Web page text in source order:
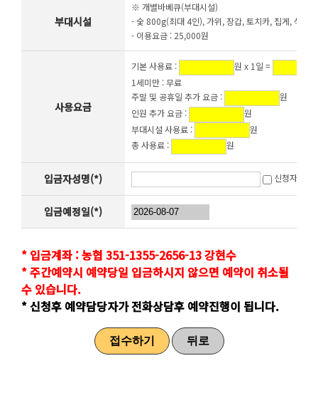
부대시설
※ 개별바베큐(부대시설)
- 숯 800g(최대 4인), 가위, 장갑, 토치카, 집게, 석쇠,
- 이용요금 : 25,000원
사용요금
기본 사용료 :
원 x 1일 =
1세미만 : 무료
주말 및 공휴일 추가 요금 :
원
인원 추가 요금 :
원
부대시설 사용료 :
원
총 사용료 :
원
입금자성명(*) 신청자와 동
입금예정일(*)
* 입금계좌 : 농협 351-1355-2656-13 강현수
* 주간예약시 예약당일 입금하시지 않으면 예약이 취소될
수 있습니다.
* 신청후 예약담당자가 전화상담후 예약진행이 됩니다.